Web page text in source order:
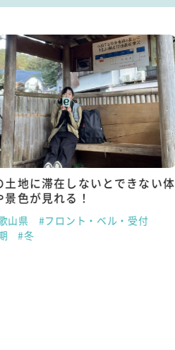
土地に滞在しないとできない体
景色が見れる！
山県
#フロント・ベル・受付
#冬